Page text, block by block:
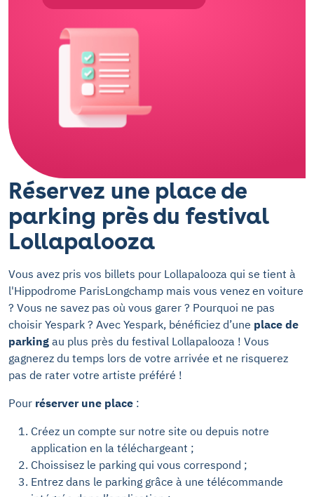
Réservez une place de
parking près du festival
Lollapalooza
Vous avez pris vos billets pour Lollapalooza qui se tient à
l'Hippodrome ParisLongchamp mais vous venez en voiture
? Vous ne savez pas où vous garer ? Pourquoi ne pas
choisir Yespark ? Avec Yespark, bénéficiez d’une place de
parking au plus près du festival Lollapalooza ! Vous
gagnerez du temps lors de votre arrivée et ne risquerez
pas de rater votre artiste préféré !
Pour réserver une place :
Créez un compte sur notre site ou depuis notre
application en la téléchargeant ;
Choissisez le parking qui vous correspond ;
Entrez dans le parking grâce à une télécommande